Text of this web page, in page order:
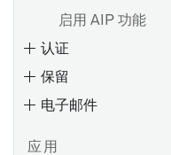
启用 AIP 功能
认证
保留
电子邮件
应用